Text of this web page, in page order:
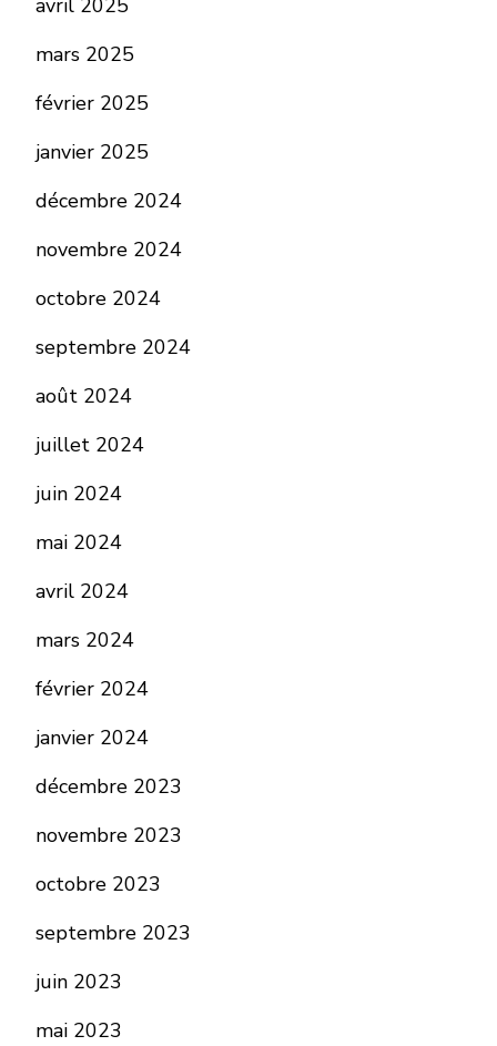
avril 2025
mars 2025
février 2025
janvier 2025
décembre 2024
novembre 2024
octobre 2024
septembre 2024
août 2024
juillet 2024
juin 2024
mai 2024
avril 2024
mars 2024
février 2024
janvier 2024
décembre 2023
novembre 2023
octobre 2023
septembre 2023
juin 2023
mai 2023